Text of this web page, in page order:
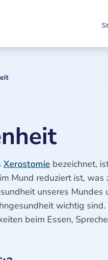
Xerostomie bezeichnet,
Mund reduziert ist,
unseres Mundes
wichtig
beim Essen,